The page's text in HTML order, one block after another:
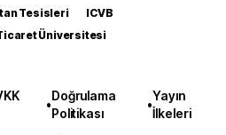
Tesisleri
ICVB
Üniversitesi
•
Doğrulama
Politikası
•
Yayın
İlkeleri